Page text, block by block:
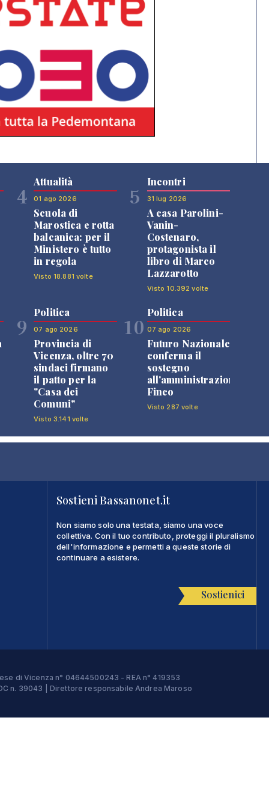
4
Attualità
01 ago 2026
Scuola di
Marostica e rotta
balcanica: per il
Ministero è tutto
in regola
Visto 18.881 volte
5
Incontri
31 lug 2026
A casa Parolini-
Vanin-
Costenaro,
protagonista il
libro di Marco
Lazzarotto
Visto 10.392 volte
9
Politica
07 ago 2026
Provincia di
Vicenza, oltre 70
sindaci firmano
il patto per la
"Casa dei
Comuni"
Visto 3.141 volte
10
Politica
07 ago 2026
Futuro Nazionale
conferma il
sostegno
all'amministrazione
Finco
Visto 287 volte
Sostieni Bassanonet.it
Non siamo solo una testata, siamo una voce
collettiva. Con il tuo contributo, proteggi il pluralismo
dell'informazione e permetti a queste storie di
continuare a esistere.
Sostienici
di Vicenza n° 04644500243 - REA n° 419353
n. 39043 | Direttore responsabile Andrea Maroso